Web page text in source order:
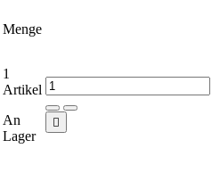
Menge
1
Artikel
An
Lager
